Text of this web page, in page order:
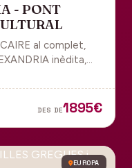
- PONT
al complet,
inèdita,
DES DE1895€
EUROPA